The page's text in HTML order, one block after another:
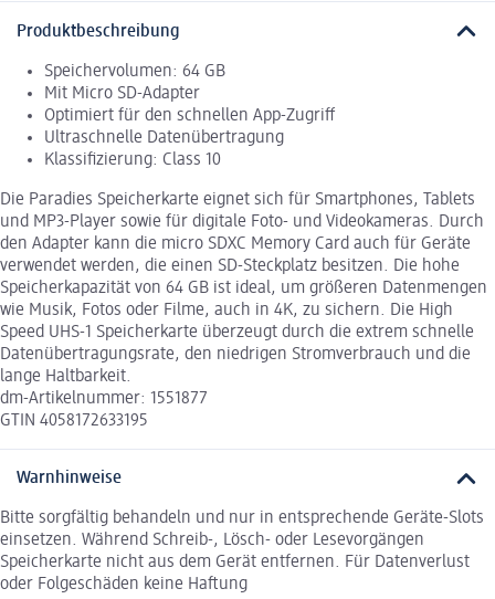
Produktbeschreibung
Speichervolumen: 64 GB
Mit Micro SD-Adapter
Optimiert für den schnellen App-Zugriff
Ultraschnelle Datenübertragung
Klassifizierung: Class 10
Die Paradies Speicherkarte eignet sich für Smartphones, Tablets
und MP3-Player sowie für digitale Foto- und Videokameras. Durch
den Adapter kann die micro SDXC Memory Card auch für Geräte
verwendet werden, die einen SD-Steckplatz besitzen. Die hohe
Speicherkapazität von 64 GB ist ideal, um größeren Datenmengen
wie Musik, Fotos oder Filme, auch in 4K, zu sichern. Die High
Speed UHS-1 Speicherkarte überzeugt durch die extrem schnelle
Datenübertragungsrate, den niedrigen Stromverbrauch und die
lange Haltbarkeit.
dm-Artikelnummer: 1551877
GTIN 4058172633195
Warnhinweise
Bitte sorgfältig behandeln und nur in entsprechende Geräte-Slots
einsetzen. Während Schreib-, Lösch- oder Lesevorgängen
Speicherkarte nicht aus dem Gerät entfernen. Für Datenverlust
oder Folgeschäden keine Haftung